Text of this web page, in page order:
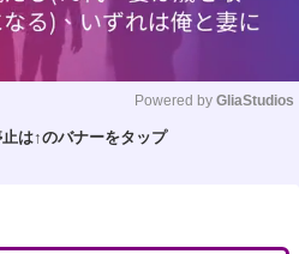
Powered by GliaStudios
は↑のバナーをタップ